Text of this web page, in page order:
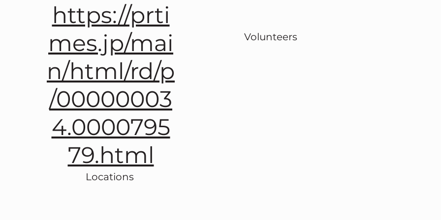
https://prti
mes.jp/mai
n/html/rd/p
/00000003
4.0000795
79.html
Locations
Volunteers